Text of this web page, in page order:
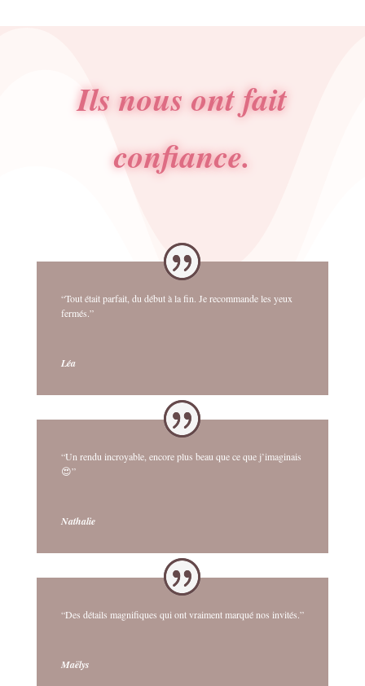
Ils nous ont fait
confiance.
“Tout était parfait, du début à la fin. Je recommande les yeux
fermés.”
Léa
“Un rendu incroyable, encore plus beau que ce que j’imaginais
😍”
Nathalie
“Des détails magnifiques qui ont vraiment marqué nos invités.”
Maëlys